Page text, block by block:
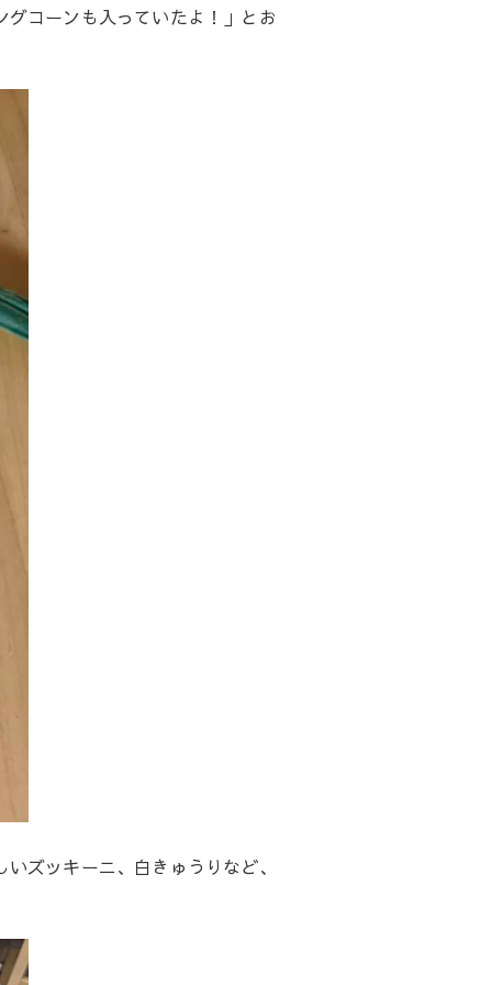
コーンも入っていたよ！」とお
ズッキーニ、白きゅうりなど、